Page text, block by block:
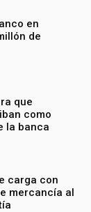
en
de
que
como
la banca
carga con
mercancía al